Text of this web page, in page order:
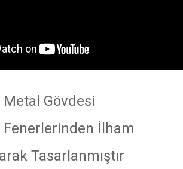
Metal Gövdesi
Fenerlerinden İlham
Tasarlanmıştır